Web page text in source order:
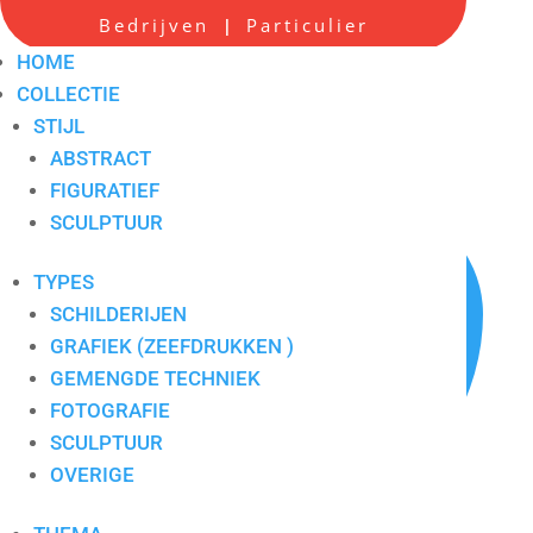
Bedrijven | Particulier
HOME
COLLECTIE
STIJL
ABSTRACT
FIGURATIEF
SCULPTUUR
TYPES
SCHILDERIJEN
GRAFIEK (ZEEFDRUKKEN )
GEMENGDE TECHNIEK
FOTOGRAFIE
SCULPTUUR
OVERIGE
Black swan
Artikelnummer: